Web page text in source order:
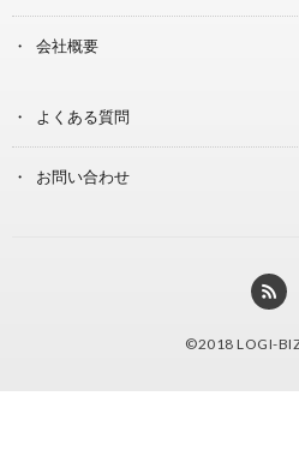
会社概要
よくある質問
お問い合わせ
©2018 LOGI-